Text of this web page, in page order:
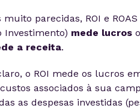
muito parecidas, ROI e
Investimento) mede lucros
a receita.
o ROI mede os lucros
associados à sua
as despesas investidas